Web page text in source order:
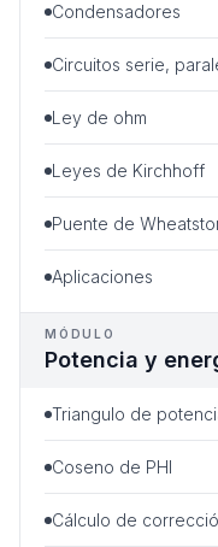
Condensadores
Circuitos serie,
Ley de ohm
Leyes de Kirchhoff
Puente de
Aplicaciones
MÓDULO
Potencia y
Triangulo de
Coseno de PHI
Cálculo de